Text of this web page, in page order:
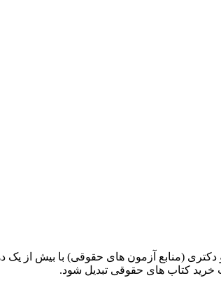
(منابع آزمون های حقوقی) با بیش از یک
کتاب های حقوقی تبدیل شود.